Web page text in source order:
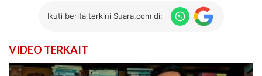
Ikuti berita terkini Suara.com di:
VIDEO TERKAIT